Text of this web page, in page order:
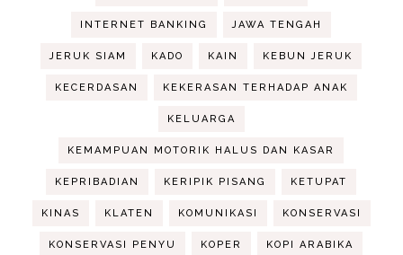
INTERNET BANKING JAWA TENGAH
JERUK SIAM KADO KAIN KEBUN JERUK
KECERDASAN KEKERASAN TERHADAP ANAK
KELUARGA
KEMAMPUAN MOTORIK HALUS DAN KASAR
KEPRIBADIAN KERIPIK PISANG KETUPAT
KINAS KLATEN KOMUNIKASI KONSERVASI
KONSERVASI PENYU KOPER KOPI ARABIKA